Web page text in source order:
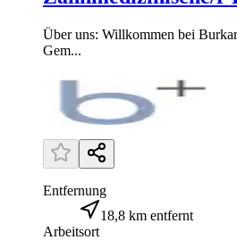
Über uns: Willkommen bei
Gem...
Entfernung
18,8 km entfernt
Arbeitsort